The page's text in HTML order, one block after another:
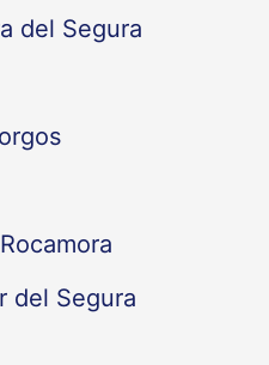
del Segura
del Segura